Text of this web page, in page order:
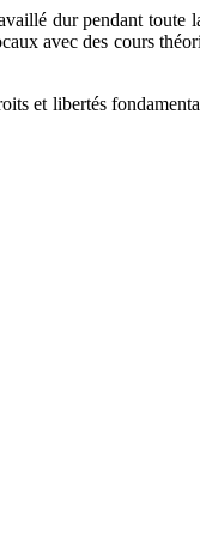
dur pendant toute
avec des cours
et libertés